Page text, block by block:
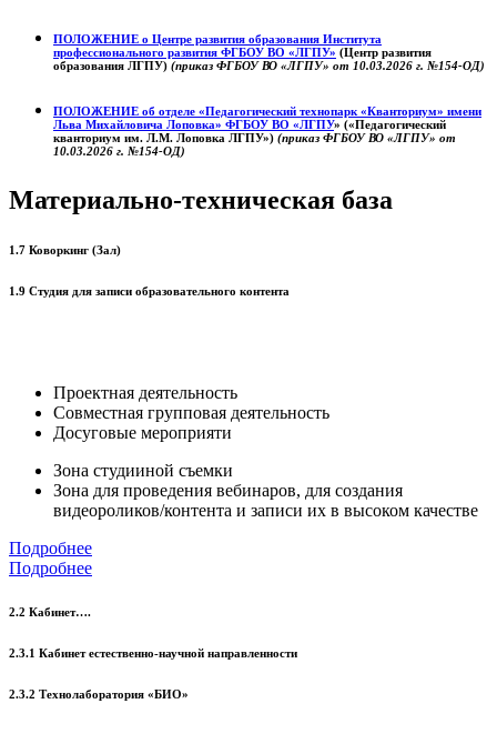
ПОЛОЖЕНИЕ о Центре развития образования Института
профессионального развития ФГБОУ ВО «ЛГПУ» (Центр развития
образования ЛГПУ) (приказ ФГБОУ ВО «ЛГПУ» от 10.03.2026 г. №154-ОД)
ПОЛОЖЕНИЕ об отделе «Педагогический технопарк «Кванториум» имени
Льва Михайловича Лоповка» ФГБОУ ВО «ЛГПУ» («Педагогический
кванториум им. Л.М. Лоповка ЛГПУ») (приказ ФГБОУ ВО «ЛГПУ» от
10.03.2026 г. №154-ОД)
Материально-техническая база
1.7 Коворкинг (Зал)
1.9 Студия для записи образовательного контента
Проектная деятельность
Совместная групповая деятельность
Досуговые мероприяти
Зона студииной съемки
Зона для проведения вебинаров, для создания
видеороликов/контента и записи их в высоком качестве
Подробнее
Подробнее
2.2 Кабинет….
2.3.1 Кабинет естественно-научной направленности
2.3.2 Технолаборатория «БИО»